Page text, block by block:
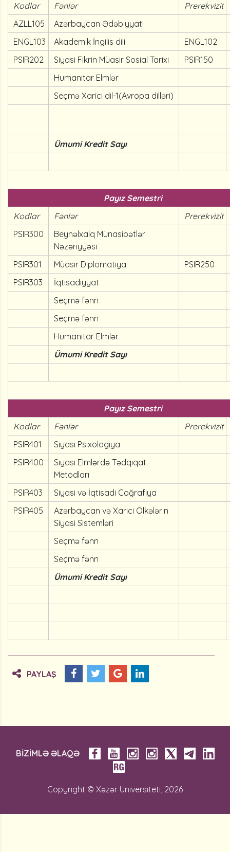
Kodlar
Fənlər
Prerekvizit
AZLL105
Azərbaycan Ədəbiyyatı
ENGL103
Akademik İngilis dili
ENGL102
PSIR202
Siyasi Fikrin Müasir Sosial Tarixi
PSIR150
Humanitar Elmlər
Seçmə Xarici dil-1(Avropa dilləri)
Ümumi Kredit Sayı
Payız Semestri
Kodlar
Fənlər
Prerekvizit
PSIR300
Beynəlxalq Münasibətlər
Nəzəriyyəsi
PSIR301
Müasir Diplomatiya
PSIR250
PSIR303
İqtisadiyyat
Seçmə fənn
Seçmə fənn
Humanitar Elmlər
Ümumi Kredit Sayı
Payız Semestri
Kodlar
Fənlər
Prerekvizit
PSIR401
Siyasi Psixologiya
PSIR400
Siyasi Elmlərdə Tədqiqat
Metodları
PSIR403
Siyasi və İqtisadi Coğrafiya
PSIR405
Azərbaycan və Xarici Ölkələrin
Siyasi Sistemləri
Seçmə fənn
Seçmə fənn
Ümumi Kredit Sayı
PAYLAŞ
BİZİMLƏ ƏLAQƏ
Copyright © Xəzər Universiteti, 2026